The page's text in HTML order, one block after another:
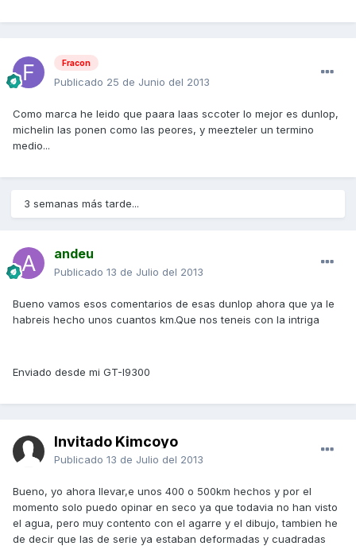
Fracon
Publicado 25 de Junio del 2013
Como marca he leido que paara laas sccoter lo mejor es dunlop,
michelin las ponen como las peores, y meezteler un termino
medio...
3 semanas más tarde...
andeu
Publicado 13 de Julio del 2013
Bueno vamos esos comentarios de esas dunlop ahora que ya le
habreis hecho unos cuantos km.Que nos teneis con la intriga
Enviado desde mi GT-I9300
Invitado Kimcoyo
Publicado 13 de Julio del 2013
Bueno, yo ahora llevar,e unos 400 o 500km hechos y por el
momento solo puedo opinar en seco ya que todavia no han visto
el agua, pero muy contento con el agarre y el dibujo, tambien he
de decir que las de serie ya estaban deformadas y cuadradas